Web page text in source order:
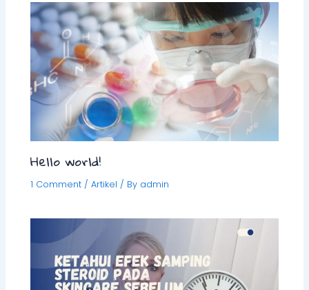
Hello world!
1 Comment /Artikel / By admin